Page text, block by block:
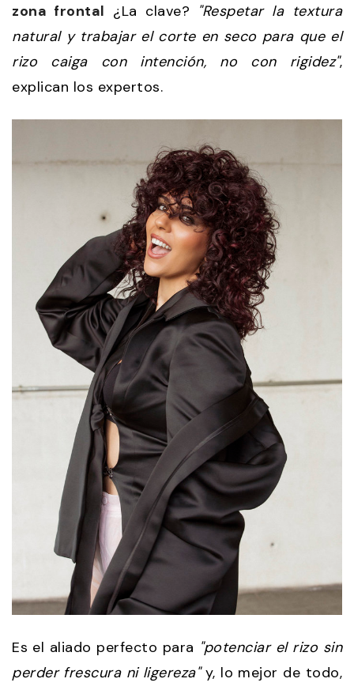
zona frontal ¿La clave? "Respetar la textura
natural y trabajar el corte en seco para que el
rizo caiga con intención, no con rigidez",
explican los expertos.
Es el aliado perfecto para "potenciar el rizo sin
perder frescura ni ligereza"y, lo mejor de todo,